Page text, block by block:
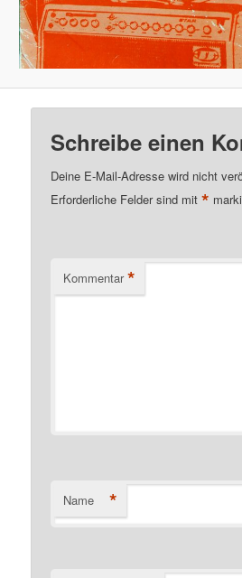
Schreibe einen
Deine E-Mail-Adresse wird nicht
Erforderliche Felder sind mit*
Kommentar *
Name *